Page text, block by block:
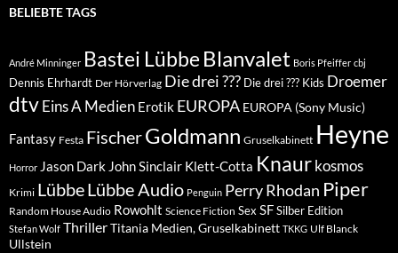
BELIEBTE TAGS
André Minninger Bastei Lübbe Blanvalet Boris Pfeiffer cbj
Dennis Ehrhardt Der Hörverlag Die drei ??? Die drei ??? Kids Droemer
dtvEins A Medien Erotik EUROPA EUROPA (Sony Music)
Fantasy Festa FischerGoldmann Gruselkabinett Heyne
Horror Jason Dark John Sinclair Klett-Cotta Knaur kosmos
Krimi LübbeLübbe Audio Penguin Perry Rhodan Piper
Random House Audio Rowohlt Science Fiction Sex SFSilber Edition
Stefan Wolf ThrillerTitania Medien, Gruselkabinett TKKG Ulf Blanck
Ullstein